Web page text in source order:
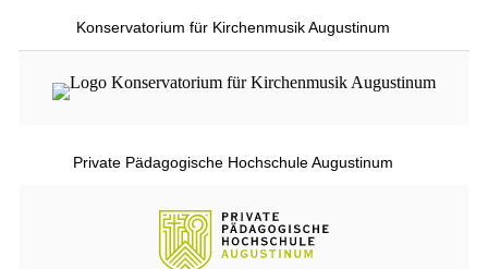
Konservatorium für Kirchenmusik Augustinum
Private Pädagogische Hochschule Augustinum